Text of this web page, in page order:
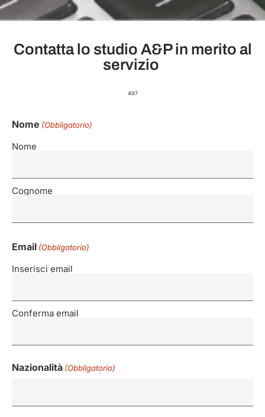
Contatta lo studio A&P in merito al
servizio ​
497
Nome (Obbligatorio)
Nome
Cognome
Email (Obbligatorio)
Inserisci email
Conferma email
Nazionalità (Obbligatorio)